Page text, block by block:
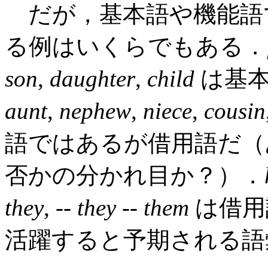
だが，基本語や機能
る例はいくらでもある．
son, daughter, child は基
aunt, nephew, niece, cousin
語ではあるが借用語だ
否かの分かれ目か？）．
they, -- they-- them は借
活躍すると予期される